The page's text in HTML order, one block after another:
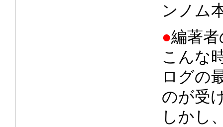
ンノム
●編著
こんな
ログの
のが受
しかし